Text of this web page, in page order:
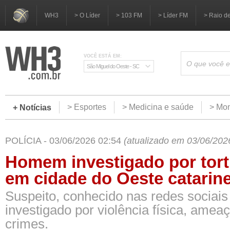
WH3 > O Líder > 103 FM > Líder FM > Raio
VOCÊ ESTÁ EM:
São Miguel do Oeste - SC
+ Notícias > Esportes > Medicina e saúde >
POLÍCIA - 03/06/2026 02:54 (atualizado em 03/06/
Homem investigado por
em cidade do Oeste
Suspeito, conhecido nas redes
investigado por violência física,
crimes.